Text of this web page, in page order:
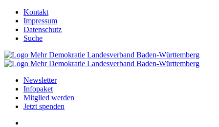
Kontakt
Impressum
Datenschutz
Suche
Newsletter
Infopaket
Mitglied werden
Jetzt spenden